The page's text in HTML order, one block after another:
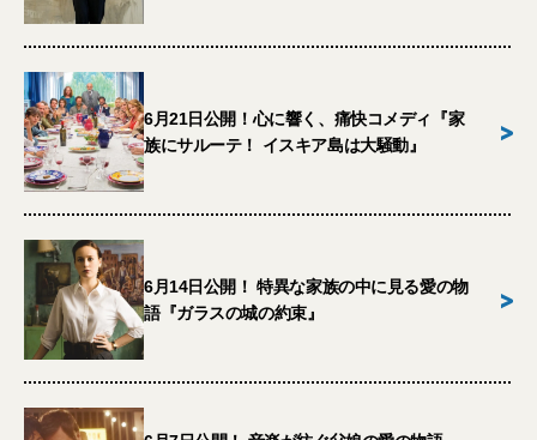
6月21日公開！心に響く、痛快コメディ『家
族にサルーテ！ イスキア島は大騒動』
>
6月14日公開！ 特異な家族の中に見る愛の物
語『ガラスの城の約束』
>